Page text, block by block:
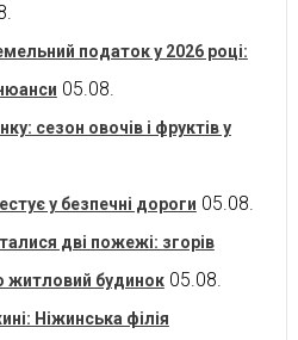
податок у 2026 році:
05.08.
сезон овочів і фруктів у
у безпечні дороги 05.08.
дві пожежі: згорів
житловий будинок 05.08.
Ніжинська філія